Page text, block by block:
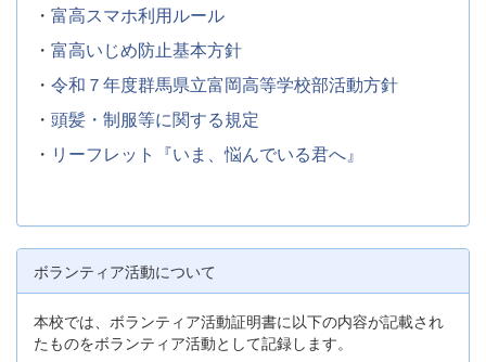
・ 富高スマホ利用ルール
・ 富高いじめ防止基本方針
・ 令和７年度群馬県立富岡高等学校部活動方針
・ 頭髪・制服等に関する規定
・ リーフレット『いま、悩んでいる君へ』
ボランティア活動について
本校では、ボランティア活動証明書に以下の内容が記載され
たものをボランティア活動として記録します。